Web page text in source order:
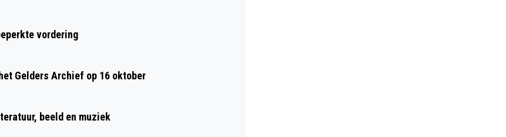
vordering
Gelders Archief op 16 oktober
beeld en muziek